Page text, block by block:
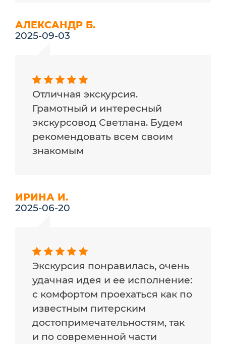
АЛЕКСАНДР Б.
2025-09-03
Отличная экскурсия.
Грамотный и интересный
экскурсовод Светлана. Будем
рекомендовать всем своим
знакомым
ИРИНА И.
2025-06-20
Экскурсия понравилась, очень
удачная идея и ее исполнение:
с комфортом проехаться как по
известным питерским
достопримечательностям, так
и по современной части